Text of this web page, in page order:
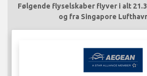
Følgende flyselskaber flyver i alt
og fra Singapore